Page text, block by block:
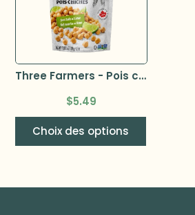
Three Farmers - Pois chiches rôtis 120g –
$5.49
Choix des options